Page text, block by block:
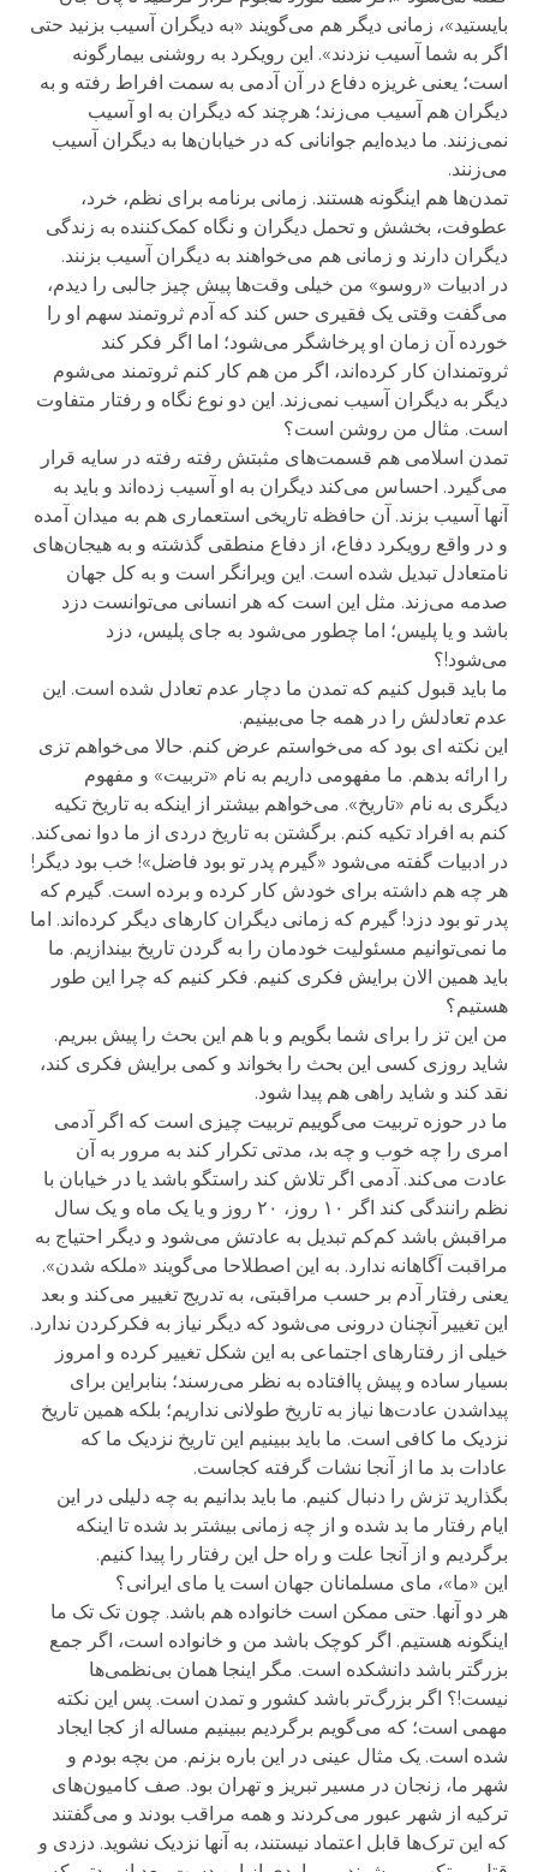
بایستید»، زمانی دیگر هم می‌گویند «به دیگران آسیب بزنید حتی
اگر به شما آسیب نزدند». این رویکرد به روشنی بیمارگونه
است؛ یعنی غریزه دفاع در آن آدمی به سمت افراط رفته و به
دیگران هم آسیب می‌زند؛ هرچند که دیگران به او آسیب
نمی‌زنند. ما دیده‌ایم جوانانی که در خیابان‌ها به دیگران آسیب
می‌زنند.
تمدن‌ها هم اینگونه هستند. زمانی برنامه برای نظم، خرد،
عطوفت، بخشش و تحمل دیگران و نگاه کمک‌کننده به زندگی
دیگران دارند و زمانی هم می‌خواهند به دیگران آسیب بزنند.
در ادبیات «روسو» من خیلی وقت‌ها پیش چیز جالبی را دیدم،
می‌گفت وقتی یک فقیری حس کند که آدم ثروتمند سهم او را
خورده آن زمان او پرخاشگر می‌شود؛ اما اگر فکر کند
ثروتمندان کار کرده‌اند، اگر من هم کار کنم ثروتمند می‌شوم
دیگر به دیگران آسیب نمی‌زند. این دو نوع نگاه و رفتار متفاوت
است. مثال من روشن است؟
تمدن اسلامی هم قسمت‌های مثبتش رفته رفته در سایه قرار
می‌گیرد. احساس می‌کند دیگران به او آسیب زده‌اند و باید به
آنها آسیب بزند. آن حافظه تاریخی استعماری هم به میدان آمده
و در واقع رویکرد دفاع، از دفاع منطقی گذشته و به هیجان‌های
نامتعادل تبدیل شده است. این ویرانگر است و به کل جهان
صدمه می‌زند. مثل این است که هر انسانی می‌توانست دزد
باشد و یا پلیس؛ اما چطور می‌شود به جای پلیس، دزد
می‌شود!؟
ما باید قبول کنیم که تمدن ما دچار عدم تعادل شده است. این
عدم تعادلش را در همه جا می‌بینیم.
این نکته ای بود که می‌خواستم عرض کنم. حالا می‌خواهم تزی
را ارائه بدهم. ما مفهومی داریم به نام «تربیت» و مفهوم
دیگری به نام «تاریخ». می‌خواهم بیشتر از اینکه به تاریخ تکیه
کنم به افراد تکیه کنم. برگشتن به تاریخ دردی از ما دوا نمی‌کند.
در ادبیات گفته می‌شود «گیرم پدر تو بود فاضل»! خب بود دیگر!
هر چه هم داشته برای خودش کار کرده و برده است. گیرم که
پدر تو بود دزد! گیرم که زمانی دیگران کارهای دیگر کرده‌اند. اما
ما نمی‌توانیم مسئولیت خودمان را به گردن تاریخ بیندازیم. ما
باید همین الان برایش فکری کنیم. فکر کنیم که چرا این طور
هستیم؟
من این تز را برای شما بگویم و با هم این بحث را پیش ببریم.
شاید روزی کسی این بحث را بخواند و کمی برایش فکری کند،
نقد کند و شاید راهی هم پیدا شود.
ما در حوزه تربیت می‌گوییم تربیت چیزی است که اگر آدمی
امری را چه خوب و چه بد، مدتی تکرار کند به مرور به آن
عادت می‌کند. آدمی اگر تلاش کند راستگو باشد یا در خیابان با
نظم رانندگی کند اگر ۱۰ روز، ۲۰ روز و یا یک ماه و یک سال
مراقبش باشد کم‌کم تبدیل به عادتش می‌شود و دیگر احتیاج به
مراقبت آگاهانه ندارد. به این اصطلاحا می‌گویند «ملکه شدن».
یعنی رفتار آدم بر حسب مراقبتی، به تدریج تغییر می‌کند و بعد
این تغییر آنچنان درونی می‌شود که دیگر نیاز به فکرکردن ندارد.
خیلی از رفتارهای اجتماعی به این شکل تغییر کرده و امروز
بسیار ساده و پیش پاافتاده به نظر می‌رسند؛ بنابراین برای
پیداشدن عادت‌ها نیاز به تاریخ طولانی نداریم؛ بلکه همین تاریخ
نزدیک ما کافی است. ما باید ببینیم این تاریخ نزدیک ما که
عادات بد ما از آنجا نشات گرفته کجاست.
بگذارید تزش را دنبال کنیم. ما باید بدانیم به چه دلیلی در این
ایام رفتار ما بد شده و از چه زمانی بیشتر بد شده تا اینکه
برگردیم و از آنجا علت و راه حل این رفتار را پیدا کنیم.
این «ما»، مای مسلمانان جهان است یا مای ایرانی؟
هر دو آنها. حتی ممکن است خانواده هم باشد. چون تک تک ما
اینگونه هستیم. اگر کوچک باشد من و خانواده است، اگر جمع
بزرگتر باشد دانشکده است. مگر اینجا همان بی‌نظمی‌ها
نیست!؟ اگر بزرگ‌تر باشد کشور و تمدن است. پس این نکته
مهمی است؛ که می‌گویم برگردیم ببینیم مساله از کجا ایجاد
شده است. یک مثال عینی در این باره بزنم. من بچه بودم و
شهر ما، زنجان در مسیر تبریز و تهران بود. صف کامیون‌های
ترکیه از شهر عبور می‌کردند و همه مراقب بودند و می‌گفتند
که این ترک‌ها قابل اعتماد نیستند، به آنها نزدیک نشوید. دزدی و